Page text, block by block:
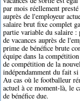
par mois réellement
auprès de l'employeur
salaire brut fixe complet
partie variable du salaire :
de vacances auprès de
prime de bénéfice brute
équipe dans la
de compétition de la
indépendamment du fait
Au cas où le footballeur
actuel à ce moment-là, le
de bénéfice due.